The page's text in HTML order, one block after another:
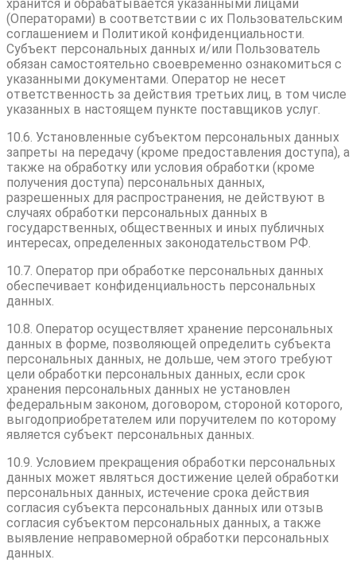
хранится и обрабатывается указанными лицами
(Операторами) в соответствии с их Пользовательским
соглашением и Политикой конфиденциальности.
Субъект персональных данных и/или Пользователь
обязан самостоятельно своевременно ознакомиться с
указанными документами. Оператор не несет
ответственность за действия третьих лиц, в том числе
указанных в настоящем пункте поставщиков услуг.
10.6. Установленные субъектом персональных данных
запреты на передачу (кроме предоставления доступа), а
также на обработку или условия обработки (кроме
получения доступа) персональных данных,
разрешенных для распространения, не действуют в
случаях обработки персональных данных в
государственных, общественных и иных публичных
интересах, определенных законодательством РФ.
10.7. Оператор при обработке персональных данных
обеспечивает конфиденциальность персональных
данных.
10.8. Оператор осуществляет хранение персональных
данных в форме, позволяющей определить субъекта
персональных данных, не дольше, чем этого требуют
цели обработки персональных данных, если срок
хранения персональных данных не установлен
федеральным законом, договором, стороной которого,
выгодоприобретателем или поручителем по которому
является субъект персональных данных.
10.9. Условием прекращения обработки персональных
данных может являться достижение целей обработки
персональных данных, истечение срока действия
согласия субъекта персональных данных или отзыв
согласия субъектом персональных данных, а также
выявление неправомерной обработки персональных
данных.